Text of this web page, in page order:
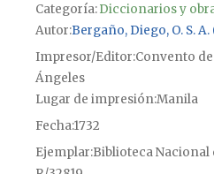
Categoría:Diccionarios y
Autor Bergaño, Diego, O. S. A.
Impresor/Editor Convento
Ángeles
Lugar de impresiónManila
Fecha1732
Ejemplar Biblioteca Nacional